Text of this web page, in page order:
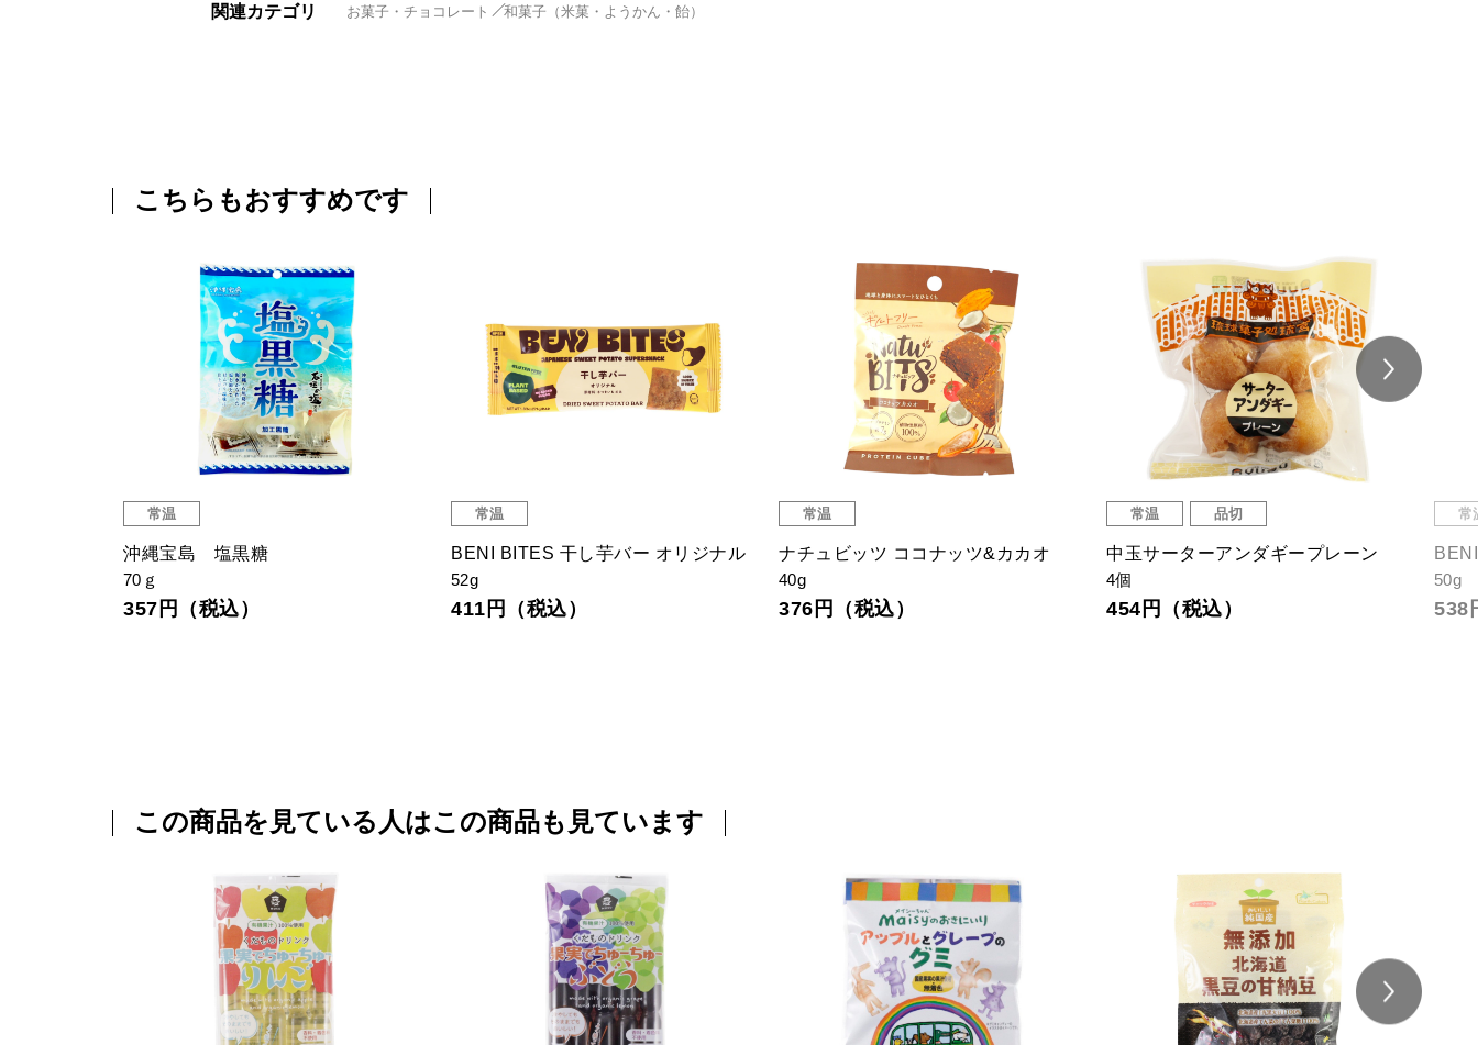
関連カテゴリ お菓子・チョコレート 和菓子（米菓・ようかん・飴）
こちらもおすすめです
常温
沖縄宝島 塩黒糖
70ｇ
357円（税込）
常温
BENI BITES 干し芋バー オリジナル
52g
411円（税込）
常温
ナチュビッツ ココナッツ&カカオ
40g
376円（税込）
常温 品切
中玉サーターアンダギープレーン
4個
454円（税込）
常
50g
538
この商品を見ている人はこの商品も見ています